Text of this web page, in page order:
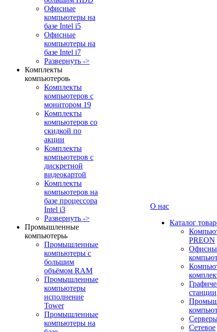
Офисные
компьютеры на
базе Intel i5
Офисные
компьютеры на
базе Intel i7
Развернуть ->
Комплекты
компьютеров
Комплекты
компьютеров с
монитором 19
Комплекты
компьютеров со
скидкой по
акции
Комплекты
компьютеров с
дискретной
видеокартой
Комплекты
компьютеров на
базе процессора
Intel i3
Развернуть ->
Промышленные
компьютеры
Промышленные
компьютеры с
большим
объёмом RAM
Промышленные
компьютеры
исполнение
Tower
Промышленные
компьютеры на
О нас
Каталог
PREON
станции
Сетевое